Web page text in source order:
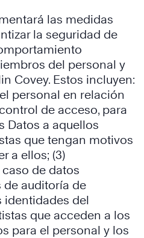
las medidas
la seguridad de
del personal y
Covey. Estos incluyen:
personal en relación
de acceso, para
Datos a aquellos
que tengan motivos
a ellos; (3)
de datos
de auditoría de
identidades del
que acceden a los
para el personal y los